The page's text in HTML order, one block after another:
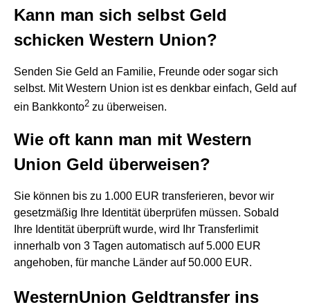
Kann man sich selbst Geld
schicken Western Union?
Senden Sie Geld an Familie, Freunde oder sogar sich
selbst. Mit Western Union ist es denkbar einfach, Geld auf
ein Bankkonto2 zu überweisen.
Wie oft kann man mit Western
Union Geld überweisen?
Sie können bis zu 1.000 EUR transferieren, bevor wir
gesetzmäßig Ihre Identität überprüfen müssen. Sobald
Ihre Identität überprüft wurde, wird Ihr Transferlimit
innerhalb von 3 Tagen automatisch auf 5.000 EUR
angehoben, für manche Länder auf 50.000 EUR.
WesternUnion Geldtransfer ins